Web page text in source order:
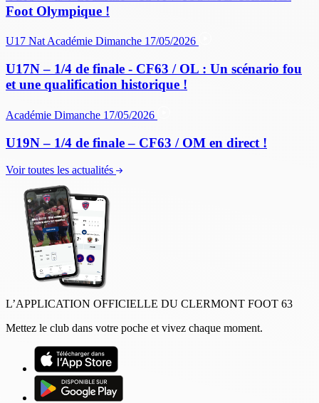
Foot Olympique !
U17 Nat Académie Dimanche 17/05/2026
U17N – 1/4 de finale - CF63 / OL : Un scénario fou
et une qualification historique !
Académie Dimanche 17/05/2026
U19N – 1/4 de finale – CF63 / OM en direct !
Voir toutes les actualités
L’APPLICATION OFFICIELLE DU CLERMONT FOOT 63
Mettez le club dans votre poche et vivez chaque moment.